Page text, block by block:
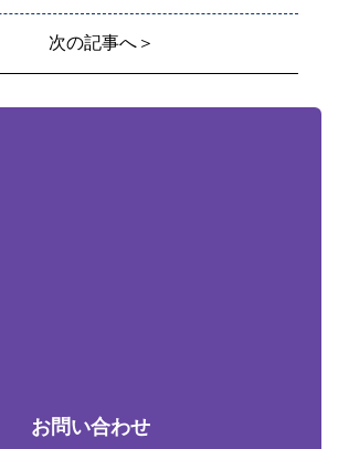
次の記事へ＞
お問い合わせ